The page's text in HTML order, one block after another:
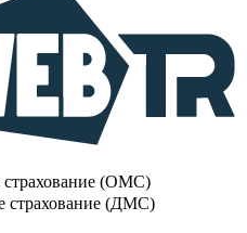
(OMC)
страхование (ДМС)